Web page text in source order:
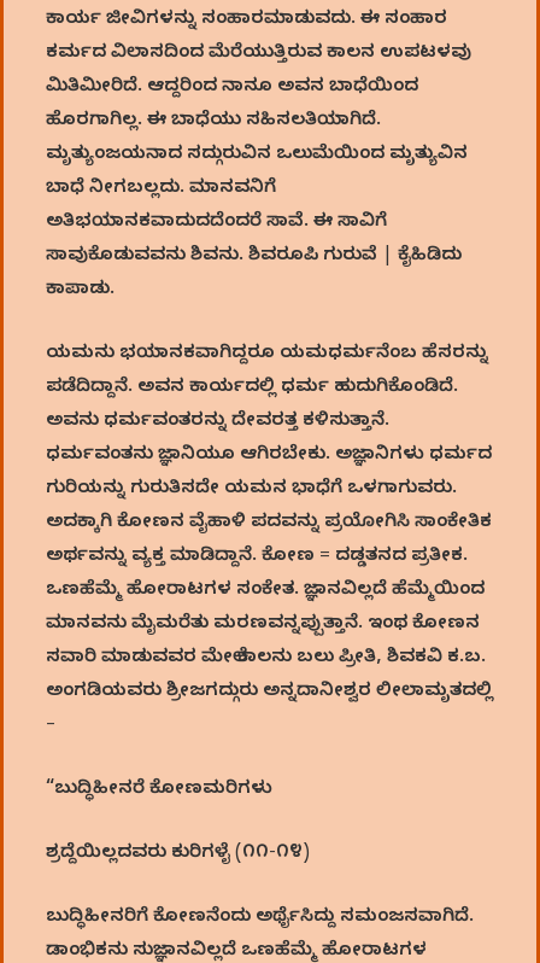
ಕಾರ್ಯ ಜೀವಿಗಳನ್ನು ಸಂಹಾರಮಾಡುವದು. ಈ ಸಂಹಾರ
ಕರ್ಮದ ವಿಲಾಸದಿಂದ ಮೆರೆಯುತ್ತಿರುವ ಕಾಲನ ಉಪಟಳವು
ಮಿತಿಮೀರಿದೆ. ಆದ್ದರಿಂದ ನಾನೂ ಅವನ ಬಾಧೆಯಿಂದ
ಹೊರಗಾಗಿಲ್ಲ. ಈ ಬಾಧೆಯು ಸಹಿಸಲತಿಯಾಗಿದೆ.
ಮೃತ್ಯುಂಜಯನಾದ ಸದ್ಗುರುವಿನ ಒಲುಮೆಯಿಂದ ಮೃತ್ಯುವಿನ
ಬಾಧೆ ನೀಗಬಲ್ಲದು. ಮಾನವನಿಗೆ
ಅತಿಭಯಾನಕವಾದುದದೆಂದರೆ ಸಾವೆ. ಈ ಸಾವಿಗೆ
ಸಾವುಕೊಡುವವನು ಶಿವನು. ಶಿವರೂಪಿ ಗುರುವೆ | ಕೈಹಿಡಿದು
ಕಾಪಾಡು.
ಯಮನು ಭಯಾನಕವಾಗಿದ್ದರೂ ಯಮಧರ್ಮನೆಂಬ ಹೆಸರನ್ನು
ಪಡೆದಿದ್ದಾನೆ. ಅವನ ಕಾರ್ಯದಲ್ಲಿ ಧರ್ಮ ಹುದುಗಿಕೊಂಡಿದೆ.
ಅವನು ಧರ್ಮವಂತರನ್ನು ದೇವರತ್ತ ಕಳಿಸುತ್ತಾನೆ.
ಧರ್ಮವಂತನು ಜ್ಞಾನಿಯೂ ಆಗಿರಬೇಕು. ಅಜ್ಞಾನಿಗಳು ಧರ್ಮದ
ಗುರಿಯನ್ನು ಗುರುತಿಸದೇ ಯಮನ ಭಾಧೆಗೆ ಒಳಗಾಗುವರು.
ಅದಕ್ಕಾಗಿ ಕೋಣನ ವೈಹಾಳಿ ಪದವನ್ನು ಪ್ರಯೋಗಿಸಿ ಸಾಂಕೇತಿಕ
ಅರ್ಥವನ್ನು ವ್ಯಕ್ತ ಮಾಡಿದ್ದಾನೆ. ಕೋಣ = ದಡ್ಡತನದ ಪ್ರತೀಕ.
ಒಣಹೆಮ್ಮೆ ಹೋರಾಟಗಳ ಸಂಕೇತ. ಜ್ಞಾನವಿಲ್ಲದೆ ಹೆಮ್ಮೆಯಿಂದ
ಮಾನವನು ಮೈಮರೆತು ಮರಣವನ್ನಪ್ಪುತ್ತಾನೆ. ಇಂಥ ಕೋಣನ
ಸವಾರಿ ಮಾಡುವವರ ಮೇಲೆ ಕಾಲನು ಬಲು ಪ್ರೀತಿ, ಶಿವಕವಿ ಕ.ಬ.
ಅಂಗಡಿಯವರು ಶ್ರೀಜಗದ್ಗುರು ಅನ್ನದಾನೀಶ್ವರ ಲೀಲಾಮೃತದಲ್ಲಿ
–
“ಬುದ್ಧಿಹೀನರೆ ಕೋಣಮರಿಗಳು
ಶ್ರದ್ದೆಯಿಲ್ಲದವರು ಕುರಿಗಳೈ (೧೧-೧೪)
ಬುದ್ಧಿಹೀನರಿಗೆ ಕೋಣನೆಂದು ಅರ್ಥೈಸಿದ್ದು ಸಮಂಜಸವಾಗಿದೆ.
ಡಾಂಭಿಕನು ಸುಜ್ಞಾನವಿಲ್ಲದೆ ಒಣಹೆಮ್ಮೆ ಹೋರಾಟಗಳ